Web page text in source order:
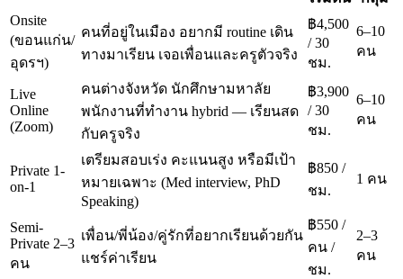
Onsite
(ขอนแก่น/
อุดรฯ)
คนที่อยู่ในเมือง อยากมี routine เดิน
ทางมาเรียน เจอเพื่อนและครูตัวจริง
฿4,500
/ 30
ชม.
6–10
คน
Live
Online
(Zoom)
คนต่างจังหวัด นักศึกษามหาลัย
พนักงานที่ทำงาน hybrid — เรียนสด
กับครูจริง
฿3,900
/ 30
ชม.
6–10
คน
Private 1-
on-1
เตรียมสอบเร่ง คะแนนสูง หรือมีเป้า
หมายเฉพาะ (Med interview, PhD
Speaking)
฿850 /
ชม.
1 คน
Semi-
Private 2–3
คน
เพื่อน/พี่น้อง/คู่รักที่อยากเรียนด้วยกัน
แชร์ค่าเรียน
฿550 /
คน /
ชม.
2–3
คน